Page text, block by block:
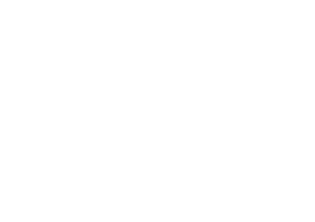
的藝術展
往
澳洲最大批私人藝術珍藏。博物館內設有多間餐館，欣賞完令人眼界大
餐廳充電。